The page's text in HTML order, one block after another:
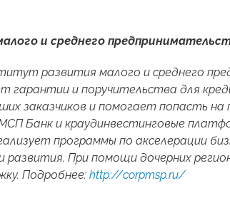
и среднего
развития малого и среднего
гарантии и поручительства для
заказчиков и помогает попасть на
Банк и краудинвестинговые
программы по акселерации
При помощи дочерних
Подробнее: http://corpmsp.ru/